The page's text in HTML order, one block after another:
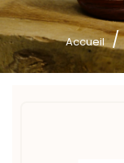
Accueil